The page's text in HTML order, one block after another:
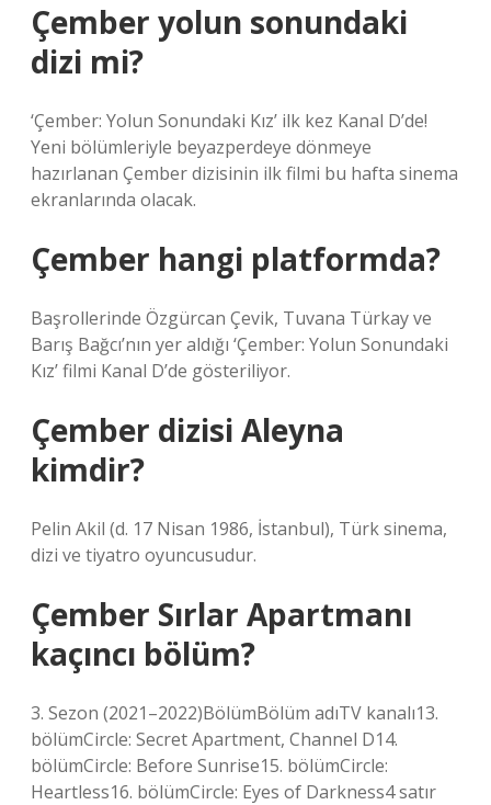
Çember yolun sonundaki
dizi mi?
‘Çember: Yolun Sonundaki Kız’ ilk kez Kanal D’de!
Yeni bölümleriyle beyazperdeye dönmeye
hazırlanan Çember dizisinin ilk filmi bu hafta sinema
ekranlarında olacak.
Çember hangi platformda?
Başrollerinde Özgürcan Çevik, Tuvana Türkay ve
Barış Bağcı’nın yer aldığı ‘Çember: Yolun Sonundaki
Kız’ filmi Kanal D’de gösteriliyor.
Çember dizisi Aleyna
kimdir?
Pelin Akil (d. 17 Nisan 1986, İstanbul), Türk sinema,
dizi ve tiyatro oyuncusudur.
Çember Sırlar Apartmanı
kaçıncı bölüm?
3. Sezon (2021–2022)BölümBölüm adıTV kanalı13.
bölümCircle: Secret Apartment, Channel D14.
bölümCircle: Before Sunrise15. bölümCircle:
Heartless16. bölümCircle: Eyes of Darkness4 satır